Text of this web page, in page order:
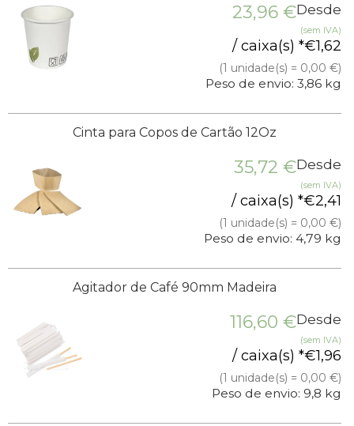
Desde
23,96 €
(sem IVA)
1,62
€
/ caixa(s) *
(1 unidade(s) = 0,00 €)
Peso de envio: 3,86 kg
Cinta para Copos de Cartão 12Oz
Desde
35,72 €
(sem IVA)
2,41
€
/ caixa(s) *
(1 unidade(s) = 0,00 €)
Peso de envio: 4,79 kg
Agitador de Café 90mm Madeira
Desde
116,60 €
(sem IVA)
1,96
€
/ caixa(s) *
(1 unidade(s) = 0,00 €)
Peso de envio: 9,8 kg